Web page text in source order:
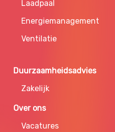
Laadpaal
Energiemanagement
Ventilatie
Duurzaamheidsadvies
Zakelijk
Over ons
Vacatures